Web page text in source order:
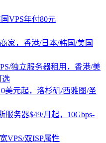
VPS年付80元
家，香港/日本/韩国/美国
独立服务器租用，香港/美
选
美元起，洛杉矶/西雅图/圣
服务器$49/月起，10Gbps-
VPS/双ISP属性